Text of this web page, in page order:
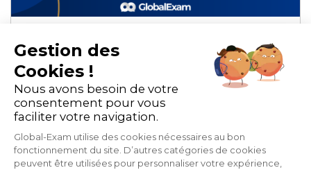
Comparatif : microlearning,
mobile learning et adaptive
learning
E-learning et blended-learning
Gestion des
Cookies !
Nous avons besoin de votre
consentement pour vous
faciliter votre navigation.
Global-Exam utilise des cookies nécessaires au bon
fonctionnement du site. D’autres catégories de cookies
peuvent être utilisées pour personnaliser votre expérience,